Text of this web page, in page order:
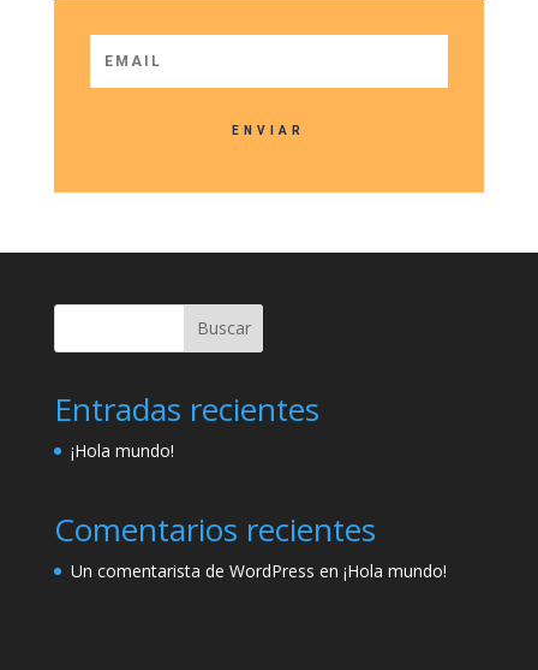
ENVIAR
Buscar
Entradas recientes
¡Hola mundo!
Comentarios recientes
Un comentarista de WordPress en ¡Hola mundo!